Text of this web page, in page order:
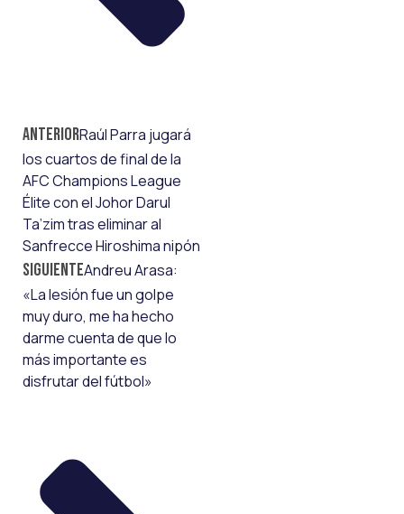
AnteriorRaúl Parra jugará
los cuartos de final de la
AFC Champions League
Élite con el Johor Darul
Ta’zim tras eliminar al
Sanfrecce Hiroshima nipón
SiguienteAndreu Arasa:
«La lesión fue un golpe
muy duro, me ha hecho
darme cuenta de que lo
más importante es
disfrutar del fútbol»